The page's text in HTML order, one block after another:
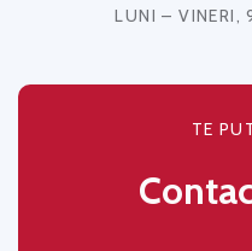
LUNI –
TE